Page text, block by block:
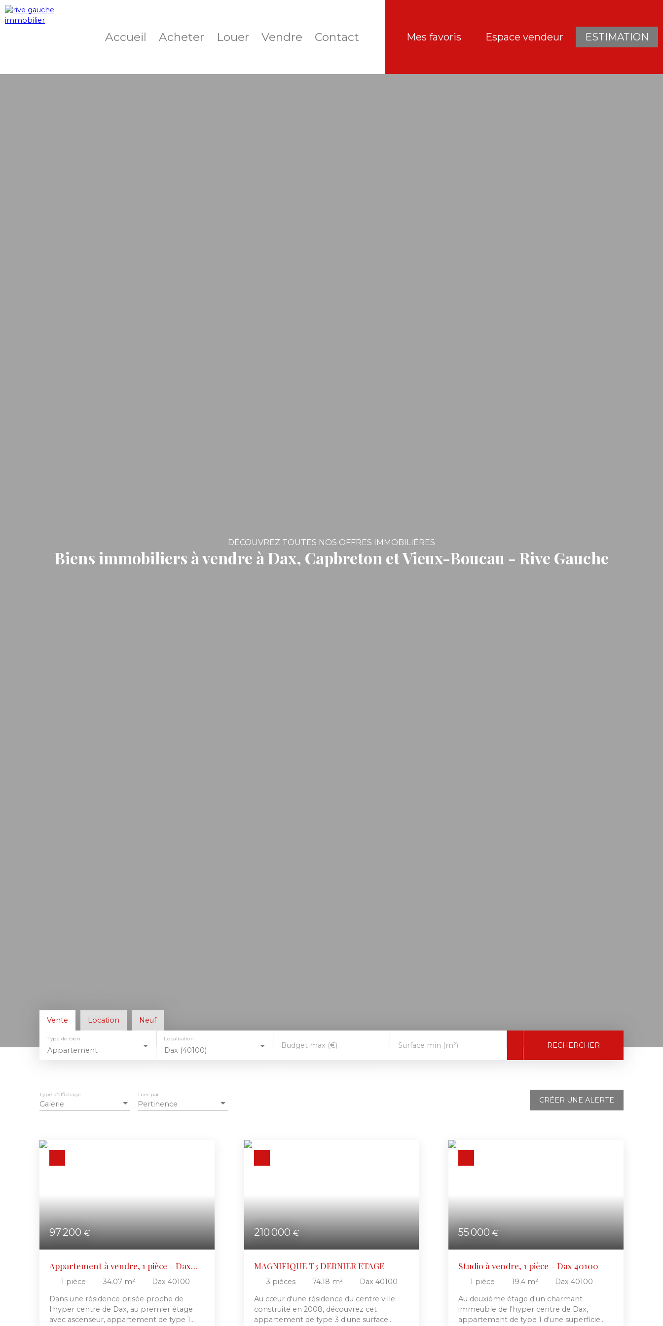
Accueil Acheter Louer Vendre Contact Mes favoris Espace vendeur ESTIMATION
DÉCOUVREZ TOUTES NOS OFFRES IMMOBILIÈRES
Biens immobiliers à vendre à Dax, Capbreton et Vieux-Boucau - Rive Gauche
Vente Location Neuf
Appartement
Type de bien
Dax (40100)
Localisation
Budget max (€) Surface min (m²) RECHERCHER
Galerie
Type d'affichage
Pertinence
Trier par
CRÉER UNE ALERTE
97 200 €
Appartement à vendre, 1 pièce - Dax
40100
1 pièce 34.07 m²
Dax 40100
Dans une résidence prisée proche de
l'hyper centre de Dax, au premier étage
avec ascenseur, appartement de type 1
210 000 €
MAGNIFIQUE T3 DERNIER ETAGE
3 pièces 74.18 m²
Dax 40100
Au cœur d'une résidence du centre ville
construite en 2008, découvrez cet
appartement de type 3 d'une surface
55 000€
Studio à vendre, 1 pièce - Dax 40100
1 pièce 19.4 m²
Dax 40100
Au deuxième étage d'un charmant
immeuble de l'hyper centre de Dax,
appartement de type 1 d'une superficie